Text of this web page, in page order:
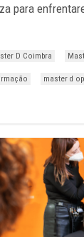
para
D Coimbra
master d